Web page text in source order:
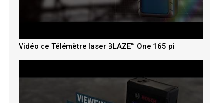
Vidéo de Télémètre laser BLAZE™ One 165 pi